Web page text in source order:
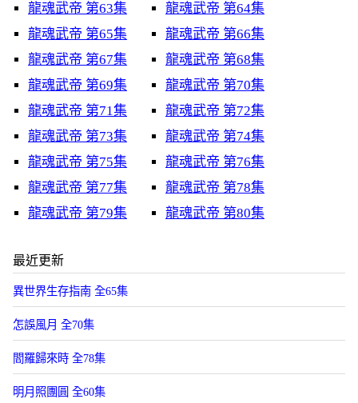
龍魂武帝 第63集
龍魂武帝 第64集
龍魂武帝 第65集
龍魂武帝 第66集
龍魂武帝 第67集
龍魂武帝 第68集
龍魂武帝 第69集
龍魂武帝 第70集
龍魂武帝 第71集
龍魂武帝 第72集
龍魂武帝 第73集
龍魂武帝 第74集
龍魂武帝 第75集
龍魂武帝 第76集
龍魂武帝 第77集
龍魂武帝 第78集
龍魂武帝 第79集
龍魂武帝 第80集
最近更新
異世界生存指南 全65集
怎誤風月 全70集
閻羅歸來時 全78集
明月照團圓 全60集